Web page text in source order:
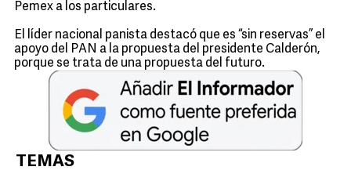
Pemex a los particulares.
El líder nacional panista destacó que es “sin reservas” el
apoyo del PAN a la propuesta del presidente Calderón,
porque se trata de una propuesta del futuro.
TEMAS